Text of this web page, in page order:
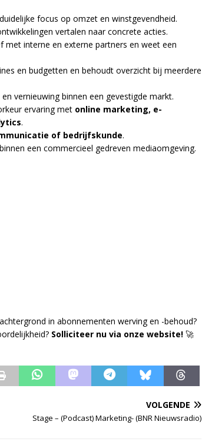
focus op omzet en winstgevendheid.
vertalen naar concrete acties.
met interne en externe partners en weet een
en budgetten en behoudt overzicht bij meerdere
vernieuwing binnen een gevestigde markt.
ervaring met online marketing, e-
.
of bedrijfskunde.
een commercieel gedreven mediaomgeving.
in abonnementen werving en -behoud?
Solliciteer nu via onze website! 🚀
VOLGENDE
Stage – (Podcast) Marketing- (BNR Nieuwsradio)